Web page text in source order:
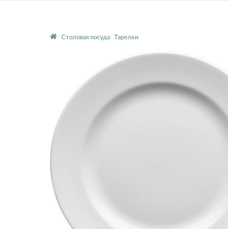
Столовая посуда Тарелки